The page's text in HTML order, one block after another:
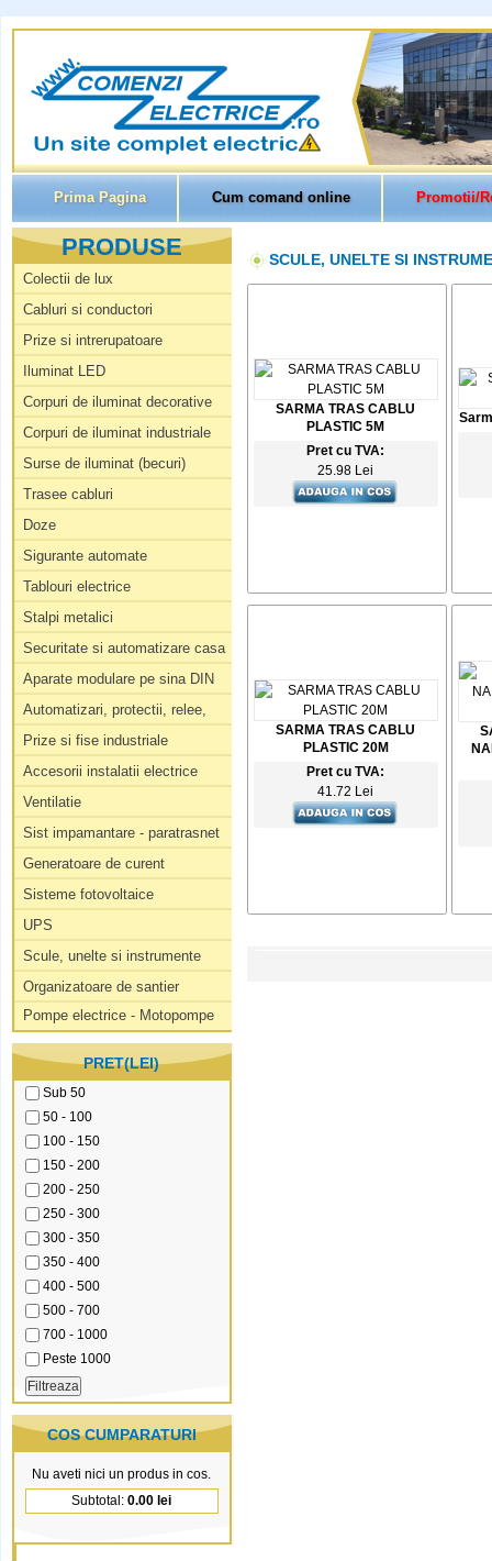
Prima Pagina Cum comand online Promotii/
PRODUSE
Colectii de lux
Cabluri si conductori
Prize si intrerupatoare
Iluminat LED
Corpuri de iluminat decorative
Corpuri de iluminat industriale
Surse de iluminat (becuri)
Trasee cabluri
Doze
Sigurante automate
Tablouri electrice
Stalpi metalici
Securitate si automatizare casa
Aparate modulare pe sina DIN
Automatizari, protectii, relee,
Prize si fise industriale
Accesorii instalatii electrice
Ventilatie
Sist impamantare - paratrasnet
Generatoare de curent
Sisteme fotovoltaice
UPS
Scule, unelte si instrumente
Organizatoare de santier
Pompe electrice - Motopompe
PRET(LEI)
Sub 50
50 - 100
100 - 150
150 - 200
200 - 250
250 - 300
300 - 350
350 - 400
400 - 500
500 - 700
700 - 1000
Peste 1000
COS CUMPARATURI
Nu aveti nici un produs in cos.
Subtotal: 0.00 lei
SCULE, UNELTE SI
SARMA TRAS CABLU
PLASTIC 5M
Pret cu TVA:
25.98 Lei
SARMA TRAS CABLU
PLASTIC 20M
Pret cu TVA:
41.72 Lei